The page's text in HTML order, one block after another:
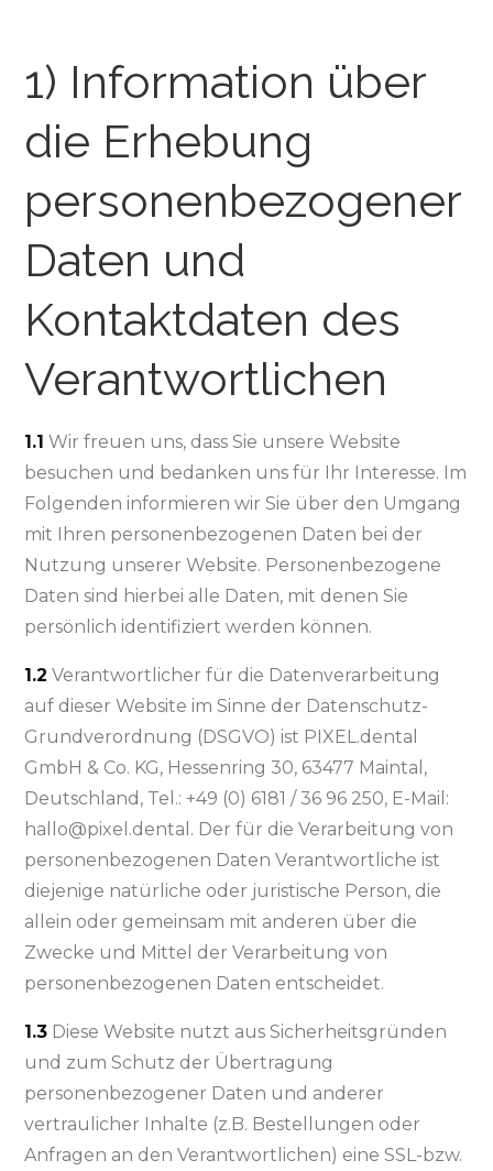
1) Information über
die Erhebung
personenbezogener
Daten und
Kontaktdaten des
Verantwortlichen
1.1 Wir freuen uns, dass Sie unsere Website
besuchen und bedanken uns für Ihr Interesse. Im
Folgenden informieren wir Sie über den Umgang
mit Ihren personenbezogenen Daten bei der
Nutzung unserer Website. Personenbezogene
Daten sind hierbei alle Daten, mit denen Sie
persönlich identifiziert werden können.
1.2 Verantwortlicher für die Datenverarbeitung
auf dieser Website im Sinne der Datenschutz-
Grundverordnung (DSGVO) ist PIXEL.dental
GmbH & Co. KG, Hessenring 30, 63477 Maintal,
Deutschland, Tel.: +49 (0) 6181 / 36 96 250, E-Mail:
hallo@pixel.dental. Der für die Verarbeitung von
personenbezogenen Daten Verantwortliche ist
diejenige natürliche oder juristische Person, die
allein oder gemeinsam mit anderen über die
Zwecke und Mittel der Verarbeitung von
personenbezogenen Daten entscheidet.
1.3 Diese Website nutzt aus Sicherheitsgründen
und zum Schutz der Übertragung
personenbezogener Daten und anderer
vertraulicher Inhalte (z.B. Bestellungen oder
Anfragen an den Verantwortlichen) eine SSL-bzw.